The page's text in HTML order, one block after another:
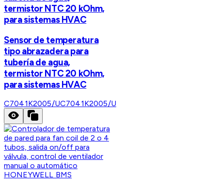
termistor NTC 20 kOhm,
para sistemas HVAC
Sensor de temperatura
tipo abrazadera para
tubería de agua,
termistor NTC 20 kOhm,
para sistemas HVAC
C7041K2005/UC7041K2005/U
HONEYWELL BMS